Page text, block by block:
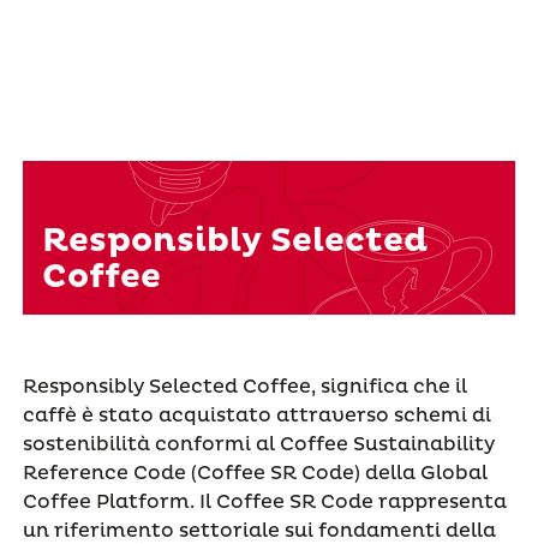
Responsibly Selected Coffee, significa che il
caffè è stato acquistato attraverso schemi di
sostenibilità conformi al Coffee Sustainability
Reference Code (Coffee SR Code) della Global
Coffee Platform. Il Coffee SR Code rappresenta
un riferimento settoriale sui fondamenti della
Responsibly Selected
Coffee